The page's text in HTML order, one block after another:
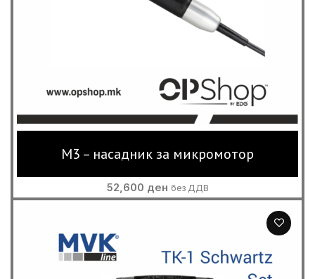
M3 – насадник за микромотор
52,600 ден без ДДВ